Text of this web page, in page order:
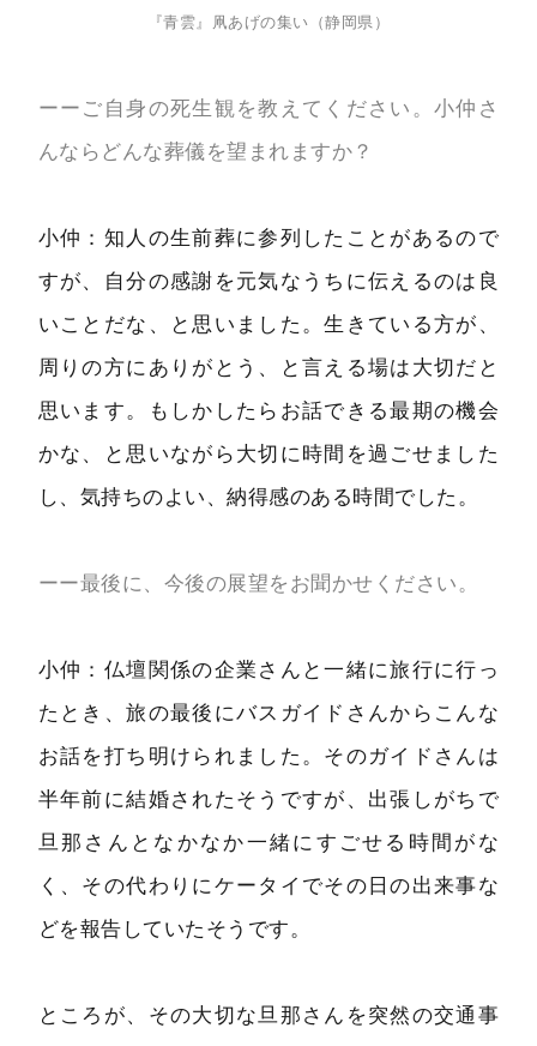
『青雲』凧あげの集い（静岡県）
ーーご自身の死生観を教えてください。小仲さ
んならどんな葬儀を望まれますか？
小仲：知人の生前葬に参列したことがあるので
すが、自分の感謝を元気なうちに伝えるのは良
いことだな、と思いました。生きている方が、
周りの方にありがとう、と言える場は大切だと
思います。もしかしたらお話できる最期の機会
かな、と思いながら大切に時間を過ごせました
し、気持ちのよい、納得感のある時間でした。
ーー最後に、今後の展望をお聞かせください。
小仲：仏壇関係の企業さんと一緒に旅行に行っ
たとき、旅の最後にバスガイドさんからこんな
お話を打ち明けられました。そのガイドさんは
半年前に結婚されたそうですが、出張しがちで
旦那さんとなかなか一緒にすごせる時間がな
く、その代わりにケータイでその日の出来事な
どを報告していたそうです。
ところが、その大切な旦那さんを突然の交通事